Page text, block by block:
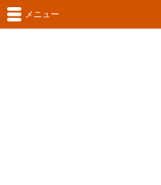
メニュー